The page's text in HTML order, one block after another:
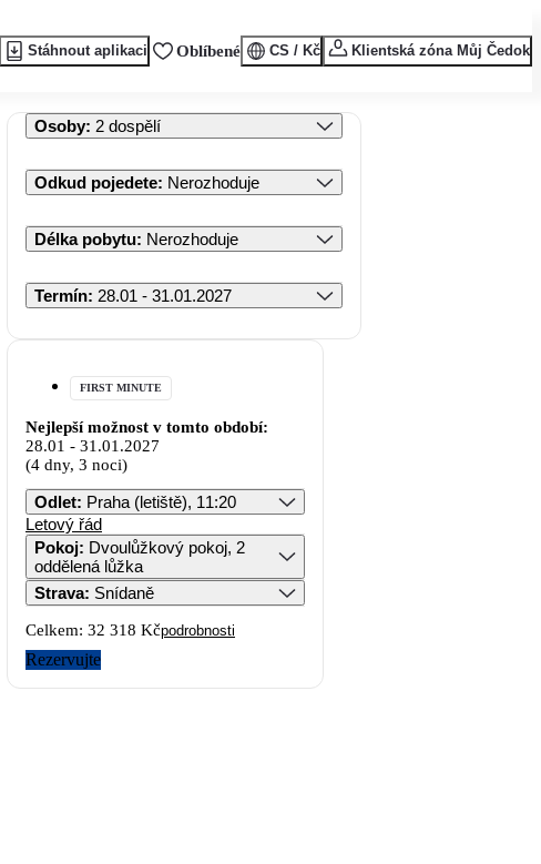
Stáhnout aplikaci Oblíbené CS / Kč Klientská zóna Můj Čedok
Osoby: 2 dospělí
Odkud pojedete: Nerozhoduje
Délka pobytu: Nerozhoduje
Termín: 28.01 - 31.01.2027
FIRST MINUTE
Nejlepší možnost v tomto období:
28.01 - 31.01.2027
(4 dny, 3 noci)
Odlet: Praha (letiště), 11:20
Letový řád
Pokoj: Dvoulůžkový pokoj, 2
oddělená lůžka
Strava: Snídaně
Celkem: 32 318 Kčpodrobnosti
Rezervujte